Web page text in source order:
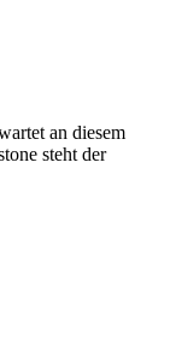
an diesem
steht der